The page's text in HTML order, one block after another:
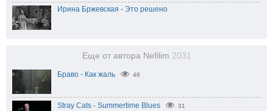
Ирина Бржевская - Это решено
Еще от автора Nefilim 2031
Браво - Как жаль 46
Stray Cats - Summertime Blues 31